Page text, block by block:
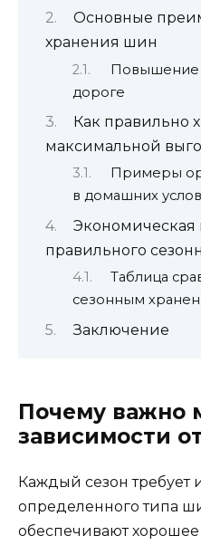
Основные
хранения шин
Повышение
дороге
Как правильно
максимальной
Примеры
в домашних
Экономическая
правильного
Таблица
сезонным
Заключение
Почему важно
зависимости
Каждый сезон требует
определенного типа
обеспечивают